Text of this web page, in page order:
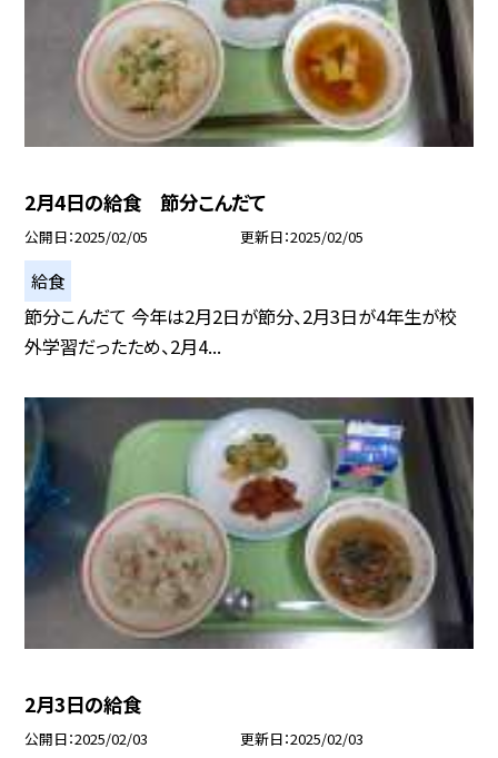
2月4日の給食 節分こんだて
公開日 2025/02/05 更新日 2025/02/05
給食
節分こんだて 今年は2月2日が節分、2月3日が4年生が校
外学習だったため、2月4...
2月3日の給食
公開日 2025/02/03 更新日 2025/02/03